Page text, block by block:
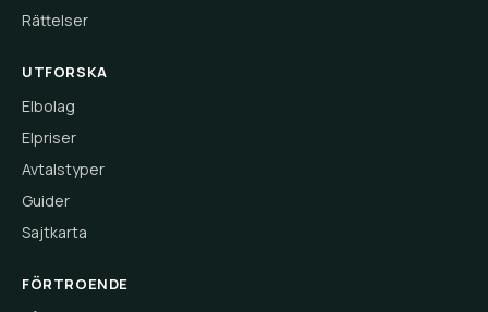
Rättelser
UTFORSKA
Elbolag
Elpriser
Avtalstyper
Guider
Sajtkarta
FÖRTROENDE